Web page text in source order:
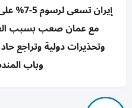
إيران
مع عمان صعب بسبب
وتحذيرات دولية وتراجع
وباب